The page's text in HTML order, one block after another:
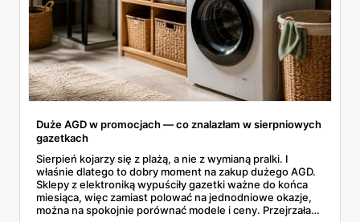
Duże AGD w promocjach — co znalazłam w sierpniowych
gazetkach
Sierpień kojarzy się z plażą, a nie z wymianą pralki. I
właśnie dlatego to dobry moment na zakup dużego AGD.
Sklepy z elektroniką wypuściły gazetki ważne do końca
miesiąca, więc zamiast polować na jednodniowe okazje,
można na spokojnie porównać modele i ceny. Przejrzałam